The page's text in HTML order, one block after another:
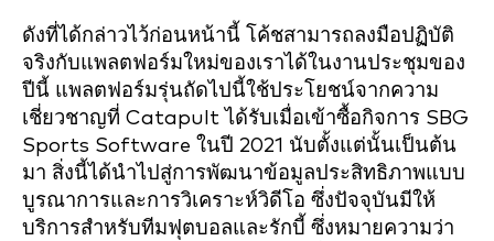
ดังที่ได้กล่าวไว้ก่อนหน้านี้ โค้ชสามารถลงมือปฏิบัติ
จริงกับแพลตฟอร์มใหม่ของเราได้ในงานประชุมของ
ปีนี้ แพลตฟอร์มรุ่นถัดไปนี้ใช้ประโยชน์จากความ
เชี่ยวชาญที่ Catapult ได้รับเมื่อเข้าซื้อกิจการ SBG
Sports Software ในปี 2021 นับตั้งแต่นั้นเป็นต้น
มา สิ่งนี้ได้นำไปสู่การพัฒนาข้อมูลประสิทธิภาพแบบ
บูรณาการและการวิเคราะห์วิดีโอ ซึ่งปัจจุบันมีให้
บริการสำหรับทีมฟุตบอลและรักบี้ ซึ่งหมายความว่า